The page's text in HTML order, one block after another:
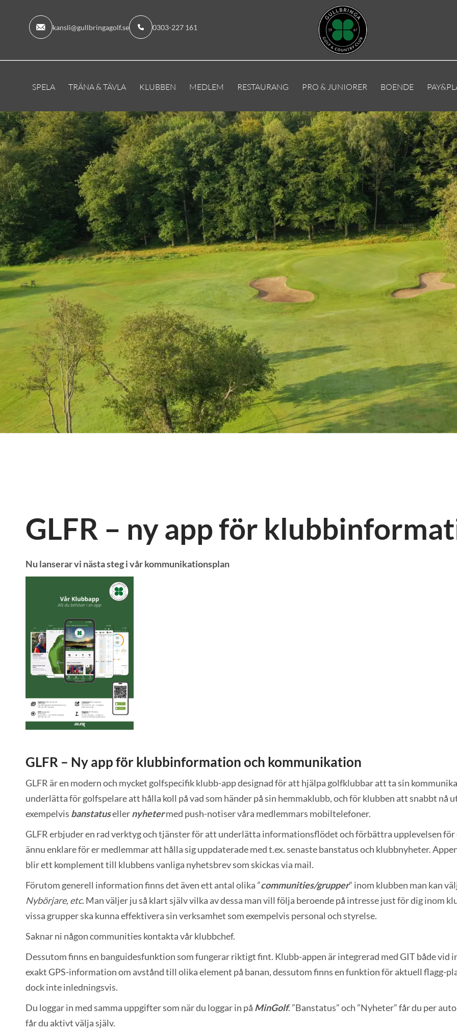
kansli@gullbringagolf.se 0303-227 161
SPELA TRÄNA & TÄVLA KLUBBEN MEDLEM RESTAURANG PRO & JUNIORER BOENDE
GLFR – ny app för
Nu lanserar vi nästa steg i vår kommunikationsplan
GLFR – Ny app för klubbinformation och kommunikation
GLFR är en modern och mycket golfspecifik klubb-app designad för att hjälpa golfklubbar att ta sin
underlätta för golfspelare att hålla koll på vad som händer på sin hemmaklubb, och för klubben att snabbt nå
exempelvis banstatusellernyhetermed push-notiser våra medlemmars mobiltelefoner.
GLFR erbjuder en rad verktyg och tjänster för att underlätta informationsflödet och förbättra upplevelsen för
ännu enklare för er medlemmar att hålla sig uppdaterade med t.ex. senaste banstatus och klubbnyheter.
blir ett komplement till klubbens vanliga nyhetsbrev som skickas via mail.
Förutom generell information finns det även ett antal olika ”communities/grupper” inom klubben man kan
Nybörjare, etc. Man väljer ju så klart själv vilka av dessa man vill följa beroende på intresse just för dig inom
vissa grupper ska kunna effektivera sin verksamhet som exempelvis personal och styrelse.
Saknar ni någon communities kontakta vår klubbchef.
Dessutom finns en banguidesfunktion som fungerar riktigt fint. Klubb-appen är integrerad med GIT både vid
exakt GPS-information om avstånd till olika element på banan, dessutom finns en funktion för aktuell flagg-
dock inte inledningsvis.
Du loggar in med samma uppgifter som när du loggar in på MinGolf. ”Banstatus” och ”Nyheter” får du per
får du aktivt välja själv.